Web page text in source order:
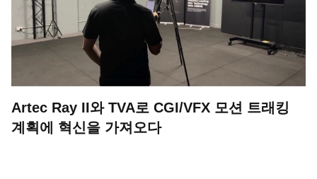
Artec Ray II와 TVA로 CGI/VFX 모션 트래킹
계획에 혁신을 가져오다